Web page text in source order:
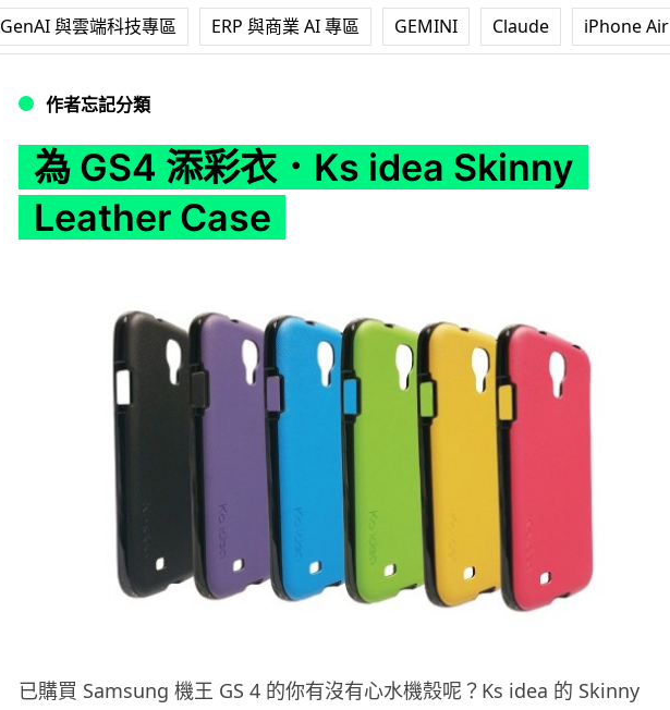
GenAI 與雲端科技專區 ERP 與商業 AI 專區 GEMINI Claude iPhone Air
作者忘記分類
為 GS4 添彩衣．Ks idea Skinny
Leather Case
已購買 Samsung 機王 GS 4 的你有沒有心水機殼呢？Ks idea 的 Skinny